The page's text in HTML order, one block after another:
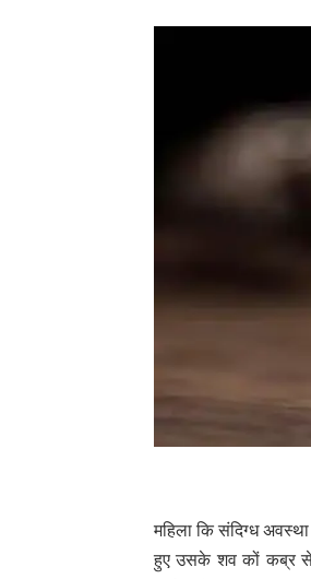
महिला कि संदिग्ध
हुए उसके शव कों कब्र से